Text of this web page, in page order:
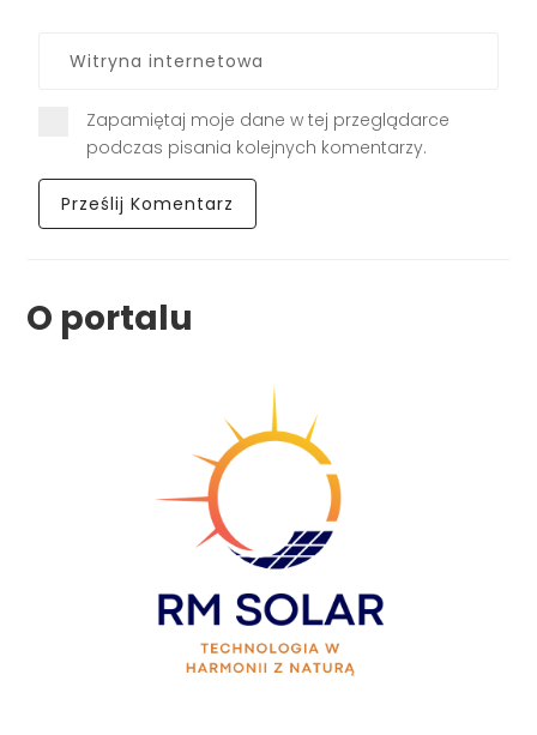
Zapamiętaj moje dane w tej przeglądarce
podczas pisania kolejnych komentarzy.
O portalu